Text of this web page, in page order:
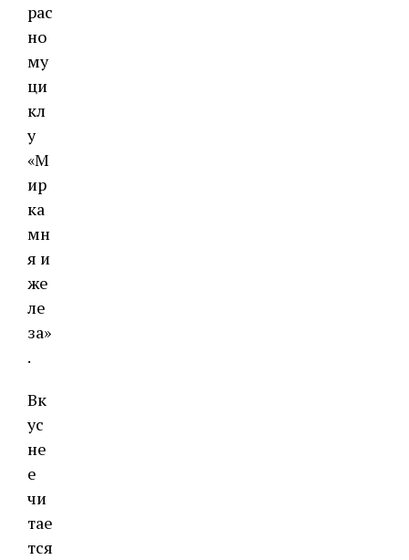
рас
но
му
ци
кл
у
«М
ир
ка
мн
я и
же
ле
за»
.
Вк
ус
не
е
чи
тае
тся